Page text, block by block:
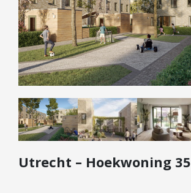
Bedrijfsaanbod
Huuraanbod
Bestaande bouw
Internationaal
Nieuwbouw
Bedrijfsaanbod
Diensten
Kopen
Utrecht – Hoekwoning 35